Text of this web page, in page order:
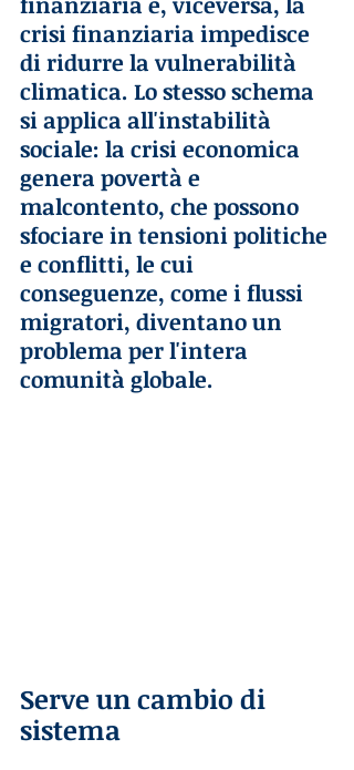
crisi finanziaria impedisce
di ridurre la vulnerabilità
climatica. Lo stesso schema
si applica all'instabilità
sociale: la crisi economica
genera povertà e
malcontento, che possono
sfociare in tensioni politiche
e conflitti, le cui
conseguenze, come i flussi
migratori, diventano un
problema per l'intera
comunità globale.
Serve un cambio di
sistema